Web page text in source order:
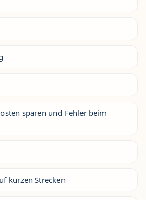
sparen und Fehler beim
kurzen Strecken